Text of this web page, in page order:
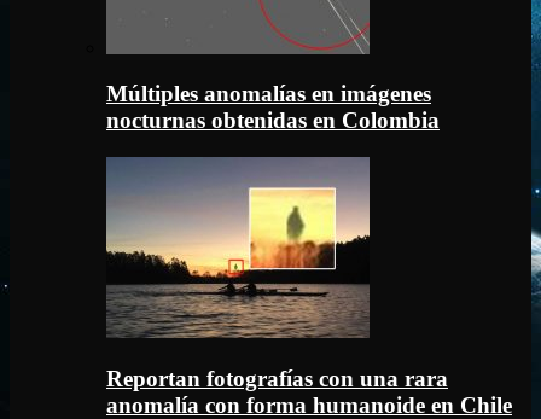
Múltiples anomalías en imágenes
nocturnas obtenidas en Colombia
Reportan fotografías con una rara
anomalía con forma humanoide en Chile